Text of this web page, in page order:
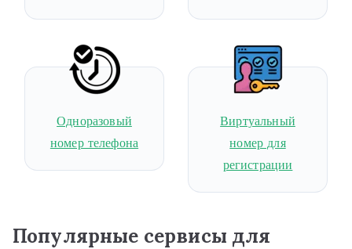
Одноразовый
номер телефона
Виртуальный
номер для
регистрации
Популярные сервисы для